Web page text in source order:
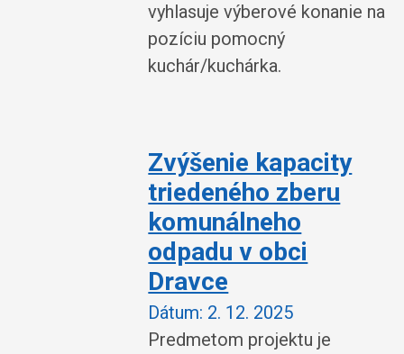
vyhlasuje výberové konanie na
pozíciu pomocný
kuchár/kuchárka.
Zvýšenie kapacity
triedeného zberu
komunálneho
odpadu v obci
Dravce
Dátum: 2. 12. 2025
Predmetom projektu je